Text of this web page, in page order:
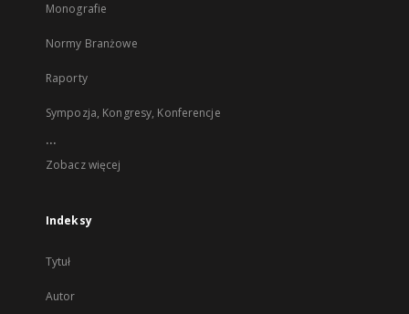
Monografie
Normy Branżowe
Raporty
Sympozja, Kongresy, Konferencje
...
Zobacz więcej
Indeksy
Tytuł
Autor